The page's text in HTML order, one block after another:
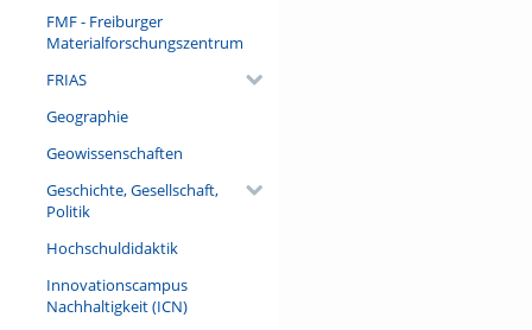
FMF - Freiburger
Materialforschungszentrum
FRIAS
Geographie
Geowissenschaften
Geschichte, Gesellschaft,
Politik
Hochschuldidaktik
Innovationscampus
Nachhaltigkeit (ICN)